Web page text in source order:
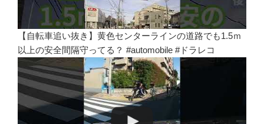
【自転車追い抜き】黄色センターラインの道路でも1.5ｍ
以上の安全間隔守ってる？ #automobile #ドラレコ